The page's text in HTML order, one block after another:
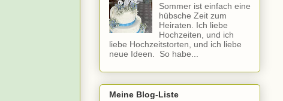
Sommer ist einfach eine
hübsche Zeit zum
Heiraten. Ich liebe
Hochzeiten, und ich
liebe Hochzeitstorten, und ich liebe
neue Ideen. So habe...
Meine Blog-Liste